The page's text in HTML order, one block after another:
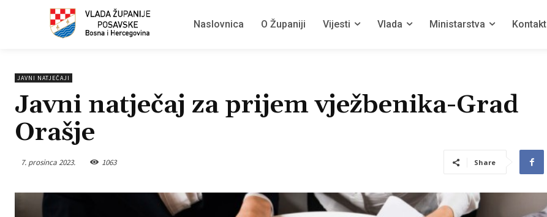
Naslovnica O Županiji Vijesti Vlada Ministarstva Kontakt
JAVNI NATJEČAJI
Javni natječaj za prijem vježbenika-Grad
Orašje
7. prosinca 2023. 1063 Share